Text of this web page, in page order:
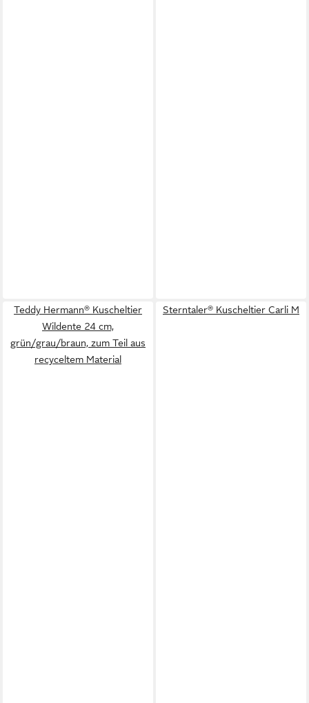
Teddy Hermann® Kuscheltier
Wildente 24 cm,
grün/grau/braun, zum Teil aus
recyceltem Material
Sterntaler® Kuscheltier Carli M